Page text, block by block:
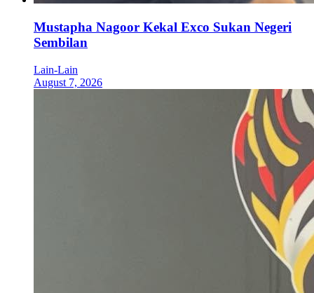
Mustapha Nagoor Kekal Exco Sukan Negeri
Sembilan
Lain-Lain
August 7, 2026